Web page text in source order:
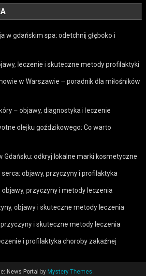
w gdańskim spa: odetchnij głęboko i
leczenie i skuteczne metody profilaktyki
w Warszawie – poradnik dla miłośników
– objawy, diagnostyka i leczenie
olejku goździkowego: Co warto
Gdańsku: odkryj lokalne marki kosmetyczne
serca: objawy, przyczyny i profilaktyka
przyczyny i metody leczenia
objawy i skuteczne metody leczenia
przyczyny i skuteczne metody leczenia
i profilaktyka choroby zakaźnej
News Portal by Mystery Themes